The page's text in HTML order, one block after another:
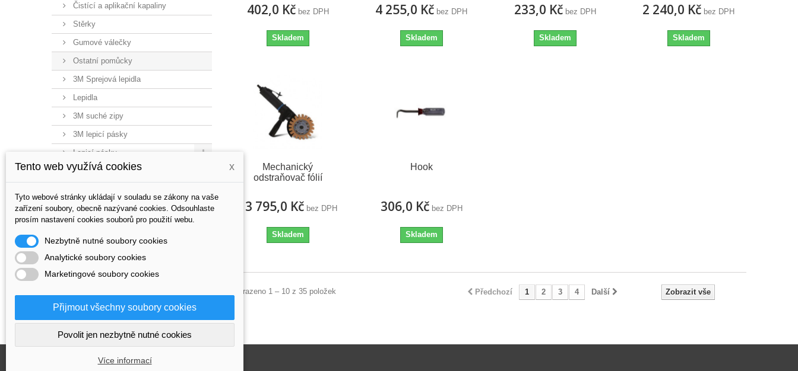
Čistící a aplikační kapaliny
Stěrky
Gumové válečky
Ostatní pomůcky
3M Sprejová lepidla
Lepidla
3M suché zipy
3M lepicí pásky
Lepicí pásky
Odřezávací pásky
Vzorníky
402,0 Kčbez DPH
Skladem
4 255,0 Kč bez DPH
Skladem
233,0 Kčbez DPH
Skladem
2 240,0 Kč bez DPH
Skladem
Mechanický
odstraňovač fólií
13 795,0 Kč bez DPH
Skladem
Hook
306,0 Kčbez DPH
Skladem
Zobrazit vše
Předchozí 1 2 3 4 Další
Zobrazeno 1 – 10 z 35 položek
Najdete nás na
Tento web využívá cookies x
Tyto webové stránky ukládají v souladu se zákony na vaše
zařízení soubory, obecně nazývané cookies. Odsouhlaste
prosím nastavení cookies souborů pro použití webu.
Nezbytně nutné soubory cookies
Analytické soubory cookies
Marketingové soubory cookies
Přijmout všechny soubory cookies
Povolit jen nezbytně nutné cookies
Více informací